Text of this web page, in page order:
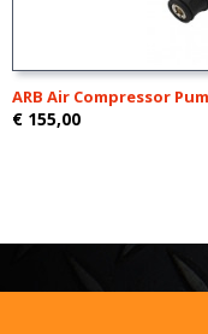
ARB Air Compressor
€ 155,00